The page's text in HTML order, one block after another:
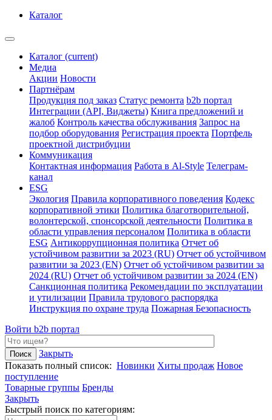
Каталог
Каталог (current)
Медиа
Акции Новости
Партнёрам
Продукция под заказ Статус ремонта b2b портал
Интеграции (API, Виджеты) Книга предложений и
жалоб Контроль качества обслуживания Запрос на
подбор оборудования Регистрация проекта Портфель
проектной дистрибуции
Коммуникация
Контактная информация Работа в Al-Style Телеграм-
канал
ESG
Экология Правила корпоративного поведения Кодекс
корпоративной этики Политика благотворительной,
волонтерской, спонсорской деятельности Политика в
области управления персоналом Политика в области
ESG Антикоррупционная политика Отчет об
устойчивом развитии за 2023 (RU) Отчет об устойчивом
развитии за 2023 (EN) Отчет об устойчивом развитии за
2024 (RU) Отчет об устойчивом развитии за 2024 (EN)
Санкционная политика Рекомендации по эксплуатации
и утилизации Правила трудового распорядка
Инструкция по охране труда Пожарная Безопасность
Войти b2b портал
Закрыть
Показать полный список: Новинки Хиты продаж Новое
поступление
Товарные группы Бренды
Закрыть
Быстрый поиск по категориям: